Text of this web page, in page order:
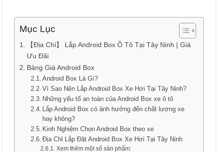
Mục Lục
【Địa Chỉ】 Lắp Android Box Ô Tô Tại Tây Ninh | Giá
Ưu Đãi
Bảng Giá Android Box
Android Box Là Gì?
Vì Sao Nên Lắp Android Box Xe Hơi Tại Tây Ninh?
Những yếu tố an toàn của Android Box xe ô tô
Lắp Android Box có ảnh hưởng đến chất lượng xe
hay không?
Kinh Nghiệm Chọn Android Box theo xe
Địa Chỉ Lắp Đặt Android Box Xe Hơi Tại Tây Ninh
Xem thêm một số sản phẩm: